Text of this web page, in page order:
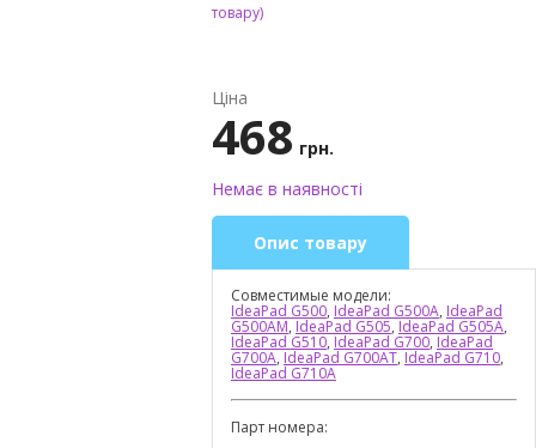
товару)
Ціна
468 грн.
Немає в наявності
Опис товару
Совместимые модели:
IdeaPad G500, IdeaPad G500A, IdeaPad
G500AM, IdeaPad G505, IdeaPad G505A,
IdeaPad G510, IdeaPad G700, IdeaPad
G700A, IdeaPad G700AT, IdeaPad G710,
IdeaPad G710A
Парт номера: